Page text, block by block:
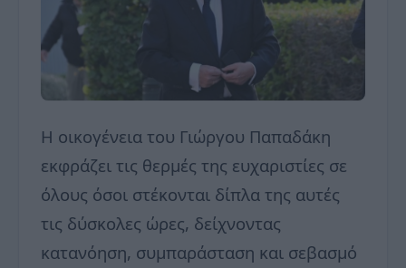
Η οικογένεια του Γιώργου Παπαδάκη
εκφράζει τις θερμές της ευχαριστίες σε
όλους όσοι στέκονται δίπλα της αυτές
τις δύσκολες ώρες, δείχνοντας
κατανόηση, συμπαράσταση και σεβασμό